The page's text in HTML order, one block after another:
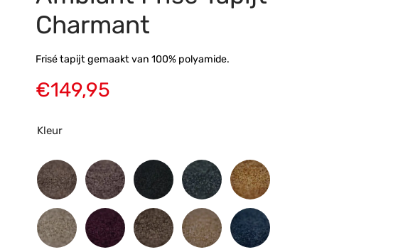
Charmant
Frisé tapijt gemaakt van 100% polyamide.
€149,95
Kleur